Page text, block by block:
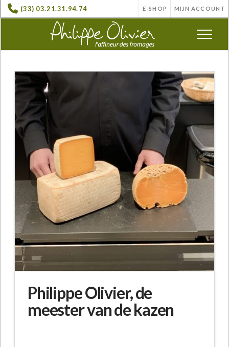
(33) 03.21.31.94.74 E-SHOP MIJN ACCOUNT
Philippe Olivier, de
meester van de kazen